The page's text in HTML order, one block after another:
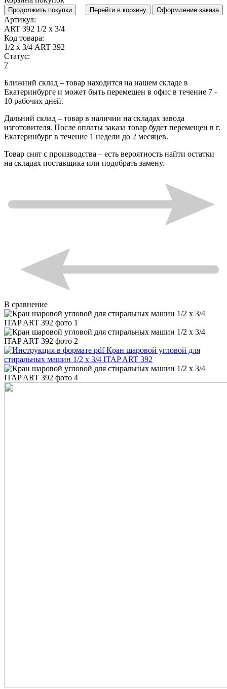
Продолжить покупки Перейти в корзину Оформление заказа
Артикул:
ART 392 1/2 х 3/4
Код товара:
1/2 х 3/4 ART 392
Статус:
7
Ближний склад – товар находится на нашем складе в
Екатеринбурге и может быть перемещен в офис в течение 7 -
10 рабочих дней.
Дальний склад – товар в наличии на складах завода
изготовителя. После оплаты заказа товар будет перемещен в г.
Екатеринбург в течение 1 недели до 2 месяцев.
Товар снят с производства – есть вероятность найти остатки
на складах поставщика или подобрать замену.
В сравнение